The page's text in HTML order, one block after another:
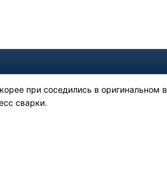
при соседились в оригинальном
сварки.